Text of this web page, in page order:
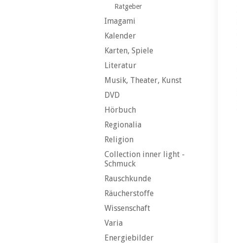
Ratgeber
Imagami
Kalender
Karten, Spiele
Literatur
Musik, Theater, Kunst
DVD
Hörbuch
Regionalia
Religion
Collection inner light -
Schmuck
Rauschkunde
Räucherstoffe
Wissenschaft
Varia
Energiebilder